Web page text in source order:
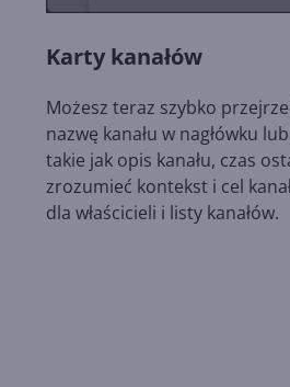
Karty kanałów
Możesz teraz szybko
nazwę kanału w nagłówku
takie jak opis kanału, czas
zrozumieć kontekst i cel
dla właścicieli i listy kanałów.